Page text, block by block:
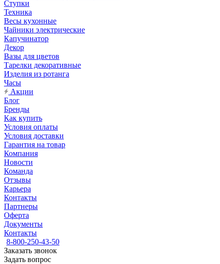
Ступки
Техника
Весы кухонные
Чайники электрические
Капучинатор
Декор
Вазы для цветов
Тарелки декоративные
Изделия из ротанга
Часы
Акции
Блог
Бренды
Как купить
Условия оплаты
Условия доставки
Гарантия на товар
Компания
Новости
Команда
Отзывы
Карьера
Контакты
Партнеры
Оферта
Документы
Контакты
8-800-250-43-50
Заказать звонок
Задать вопрос